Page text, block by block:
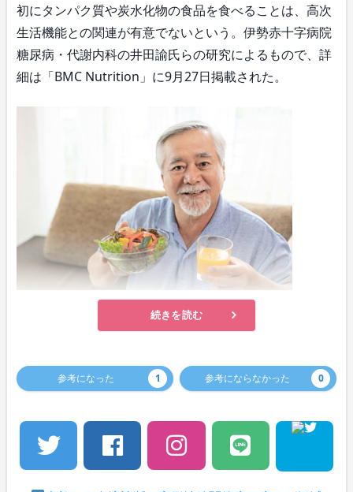
初にタンパク質や炭水化物の食品を食べることは、高次
生活機能との関連が有意でないという。伊勢赤十字病院
糖尿病・代謝内科の井田諭氏らの研究によるもので、詳
細は「BMC Nutrition」に9月27日掲載された。
続きを読む
参考になった 1 参考にならなかった 0